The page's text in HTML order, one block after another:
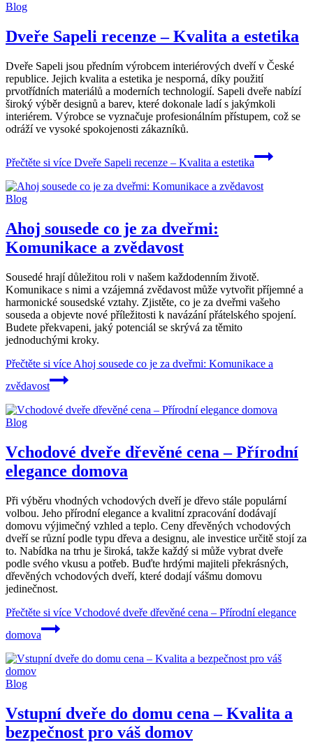
Blog
Dveře Sapeli recenze – Kvalita a estetika
Dveře Sapeli jsou předním výrobcem interiérových dveří v České
republice. Jejich kvalita a estetika je nesporná, díky použití
prvotřídních materiálů a moderních technologií. Sapeli dveře nabízí
široký výběr designů a barev, které dokonale ladí s jakýmkoli
interiérem. Výrobce se vyznačuje profesionálním přístupem, což se
odráží ve vysoké spokojenosti zákazníků.
Přečtěte si více Dveře Sapeli recenze – Kvalita a estetika
Blog
Ahoj sousede co je za dveřmi:
Komunikace a zvědavost
Sousedé hrají důležitou roli v našem každodenním životě.
Komunikace s nimi a vzájemná zvědavost může vytvořit příjemné a
harmonické sousedské vztahy. Zjistěte, co je za dveřmi vašeho
souseda a objevte nové příležitosti k navázání přátelského spojení.
Budete překvapeni, jaký potenciál se skrývá za těmito
jednoduchými kroky.
Přečtěte si více Ahoj sousede co je za dveřmi: Komunikace a
zvědavost
Blog
Vchodové dveře dřevěné cena – Přírodní
elegance domova
Při výběru vhodných vchodových dveří je dřevo stále populární
volbou. Jeho přírodní elegance a kvalitní zpracování dodávají
domovu výjimečný vzhled a teplo. Ceny dřevěných vchodových
dveří se různí podle typu dřeva a designu, ale investice určitě stojí za
to. Nabídka na trhu je široká, takže každý si může vybrat dveře
podle svého vkusu a potřeb. Buďte hrdými majiteli překrásných,
dřevěných vchodových dveří, které dodají vášmu domovu
jedinečnost.
Přečtěte si více Vchodové dveře dřevěné cena – Přírodní elegance
domova
Blog
Vstupní dveře do domu cena – Kvalita a
bezpečnost pro váš domov